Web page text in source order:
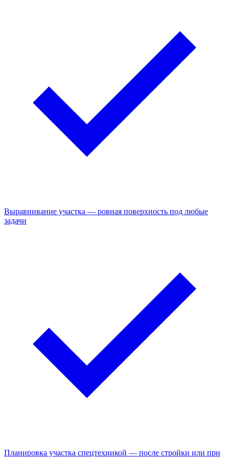
Выравнивание участка — ровная поверхность под любые
задачи
Планировка участка спецтехникой — после стройки или при